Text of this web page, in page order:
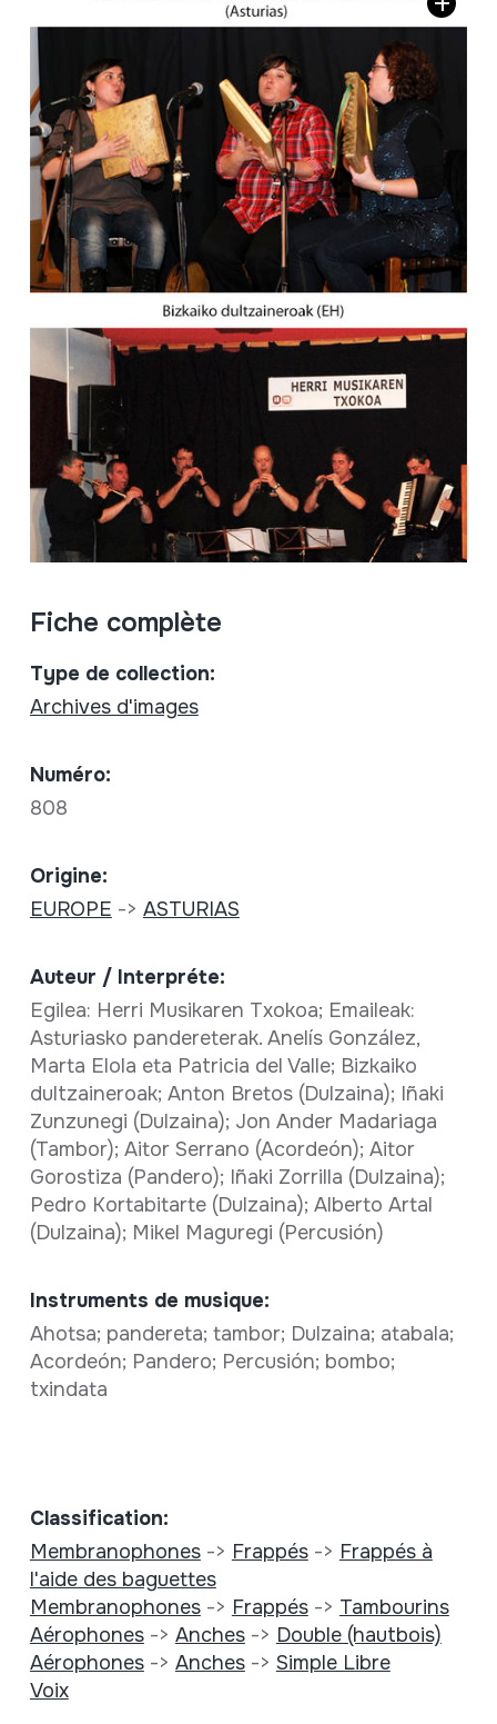
Fiche complète
Type de collection:
Archives d'images
Numéro:
808
Origine:
EUROPE -> ASTURIAS
Auteur / Interpréte:
Egilea: Herri Musikaren Txokoa; Emaileak:
Asturiasko pandereterak. Anelís González,
Marta Elola eta Patricia del Valle; Bizkaiko
dultzaineroak; Anton Bretos (Dulzaina); Iñaki
Zunzunegi (Dulzaina); Jon Ander Madariaga
(Tambor); Aitor Serrano (Acordeón); Aitor
Gorostiza (Pandero); Iñaki Zorrilla (Dulzaina);
Pedro Kortabitarte (Dulzaina); Alberto Artal
(Dulzaina); Mikel Maguregi (Percusión)
Instruments de musique:
Ahotsa; pandereta; tambor; Dulzaina; atabala;
Acordeón; Pandero; Percusión; bombo;
txindata
Classification:
Membranophones-> Frappés-> Frappés à
l'aide des baguettes
Membranophones-> Frappés-> Tambourins
Aérophones-> Anches-> Double (hautbois)
Aérophones-> Anches-> Simple Libre
Voix